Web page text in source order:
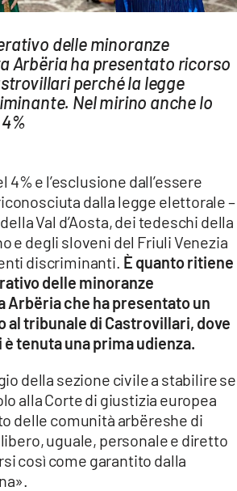
delle minoranze
Arbëria ha presentato ricorso
perché la legge
Nel mirino anche lo
e l’esclusione dall’essere
dalla legge elettorale –
Val d’Aosta, dei tedeschi della
e degli sloveni del Friuli Venezia
discriminanti. È quanto ritiene
delle minoranze
Arbëria che ha presentato un
tribunale di Castrovillari, dove
tenuta una prima udienza.
della sezione civile a stabilire se
alla Corte di giustizia europea
delle comunità arbëreshe di
uguale, personale e diretto
così come garantito dalla